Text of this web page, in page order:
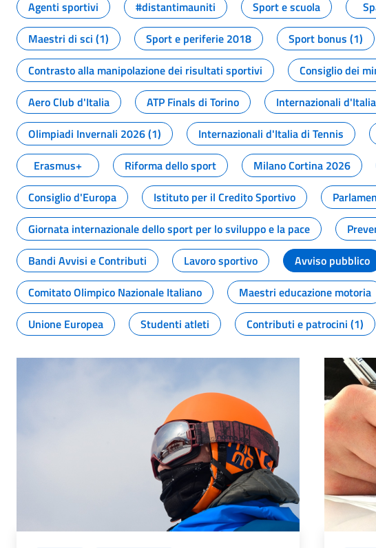
Agenti sportivi
#distantimauniti Sport e scuola
Maestri di sci (1)
Sport e periferie 2018 Sport bonus (1)
Contrasto alla manipolazione dei risultati sportivi
Consiglio dei
Aero Club d'Italia
ATP Finals di Torino Internazionali
Olimpiadi Invernali 2026 (1)
Internazionali d'Italia di Tennis
Erasmus+
Riforma dello sport Milano Cortina 2026
Consiglio d'Europa
Istituto per il Credito Sportivo
Giornata internazionale dello sport per lo sviluppo e la pace
Bandi Avvisi e Contributi
Lavoro sportivo Avviso pubblico
Comitato Olimpico Nazionale Italiano
Maestri educazione motoria
Unione Europea
Studenti atleti Contributi e patrocini (1)